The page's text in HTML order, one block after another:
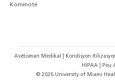
Kominotè
Avètisman Medikal Kondisyon
HIPAA
Pou
© 2026University of Miami